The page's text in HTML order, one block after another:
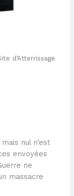
d’Atterrissage
nul n’est
envoyées
ne
massacre